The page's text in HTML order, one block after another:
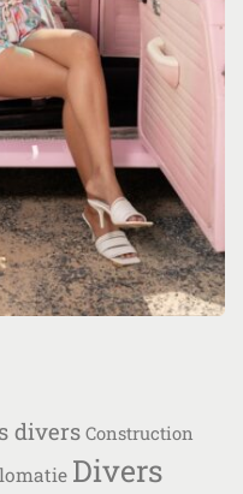
divers Construction
Divers